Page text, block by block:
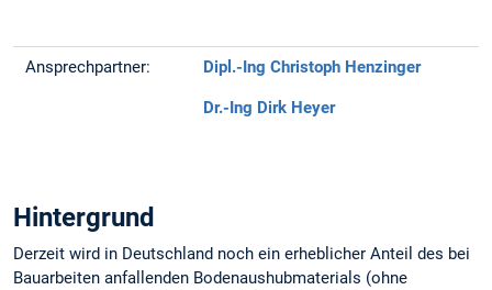
Ansprechpartner: Dipl.-Ing Christoph Henzinger
Dr.-Ing Dirk Heyer
Hintergrund
Derzeit wird in Deutschland noch ein erheblicher Anteil des bei
Bauarbeiten anfallenden Bodenaushubmaterials (ohne